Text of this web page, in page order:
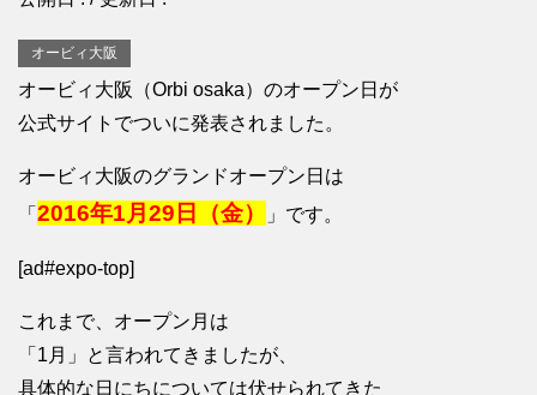
オービィ大阪
オービィ大阪（Orbi osaka）のオープン日が
公式サイトでついに発表されました。
オービィ大阪のグランドオープン日は
「 2016年1月29日（金） 」です。
[ad#expo-top]
これまで、オープン月は
「1月」と言われてきましたが、
具体的な日にちについては伏せられてきた